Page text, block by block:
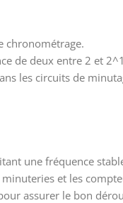
chronométrage.
de deux entre 2 et
les circuits de
une fréquence
et les
assurer le bon